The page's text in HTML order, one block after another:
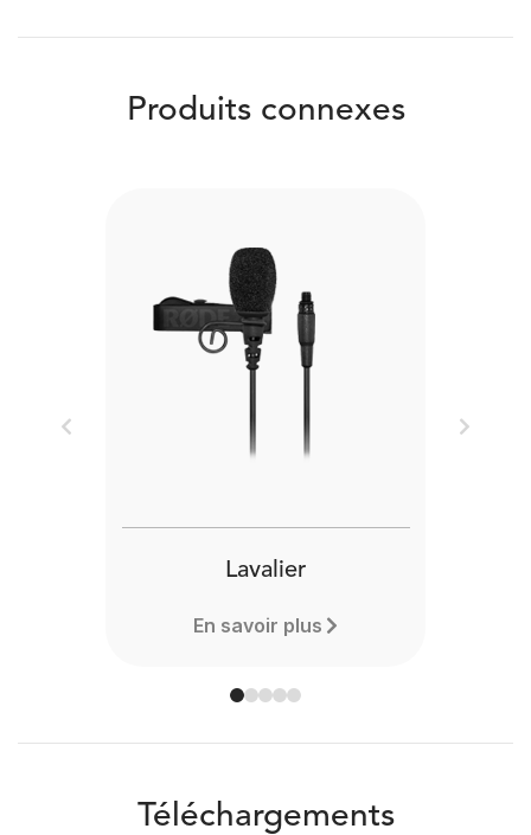
Produits connexes
Lavalier
En savoir plus
Previous Next
Téléchargements